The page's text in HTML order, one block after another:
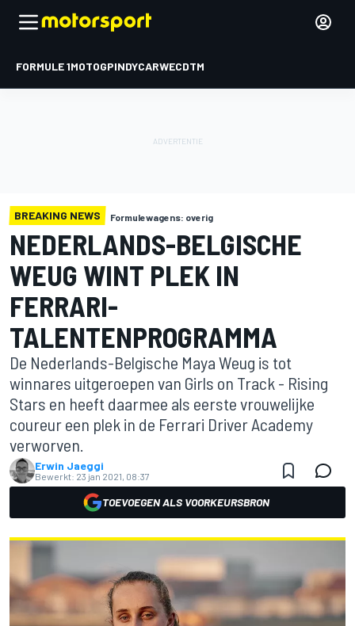
FORMULE 1MOTOGPINDYCARWECDTM
BREAKING NEWS Formulewagens: overig
NEDERLANDS-BELGISCHE
WEUG WINT PLEK IN
FERRARI-
TALENTENPROGRAMMA
De Nederlands-Belgische Maya Weug is tot
winnares uitgeroepen van Girls on Track - Rising
Stars en heeft daarmee als eerste vrouwelijke
coureur een plek in de Ferrari Driver Academy
verworven.
Erwin Jaeggi
Bewerkt: 23 jan 2021, 08:37
TOEVOEGEN ALS VOORKEURSBRON